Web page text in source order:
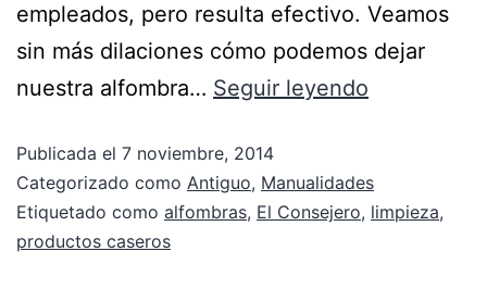
empleados, pero resulta efectivo. Veamos
sin más dilaciones cómo podemos dejar
nuestra alfombra… Seguir leyendo
Publicada el 7 noviembre, 2014
Categorizado como Antiguo, Manualidades
Etiquetado como alfombras, El Consejero, limpieza,
productos caseros